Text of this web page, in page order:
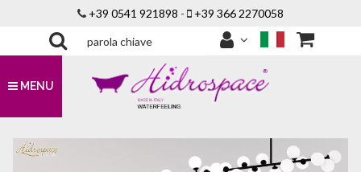
+39 0541 921898 - +39 366 2270058
MENU